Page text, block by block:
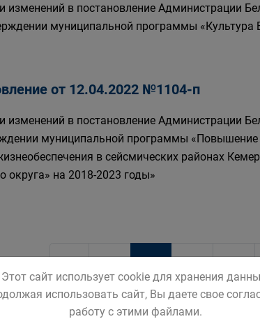
изменений в постановление Администрации
муниципальной программы «Культура
от 12.04.2022 №1104-п
изменений в постановление Администрации
муниципальной программы
в сейсмических районах
округа» на 2018-2023 годы»
1 2 3 4
Этот сайт использует cookie для хранения
использовать сайт, Вы даете свое
работу с этими файлами.